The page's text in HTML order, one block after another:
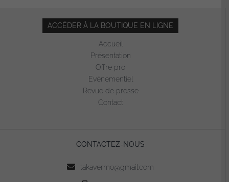
ACCÉDER À LA BOUTIQUE EN LIGNE
Accueil
Présentation
Offre pro
Evénementiel
Revue de presse
Contact
CONTACTEZ-NOUS
takavermo@gmail.com